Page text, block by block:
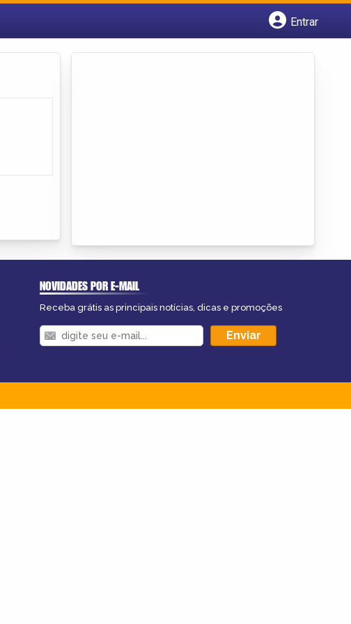
Entrar
NOVIDADES POR E-MAIL
Receba grátis as principais notícias, dicas e promoções